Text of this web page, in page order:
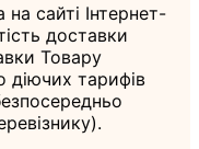
сайті Інтернет-
доставки
Товару
діючих тарифів